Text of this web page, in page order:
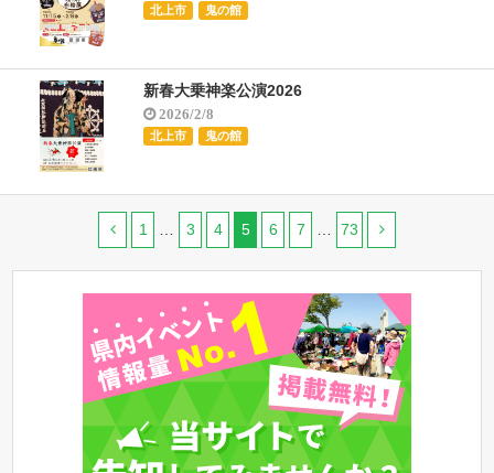
北上市 鬼の館
新春大乗神楽公演2026
2026/2/8
北上市 鬼の館
1 3 4 5 6 7 73